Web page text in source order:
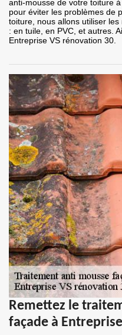
anti-mousse de votre toiture
pour éviter les problèmes de
toiture, nous allons utiliser
: en tuile, en PVC, et autres.
Entreprise VS rénovation 30.
Remettez le
façade à